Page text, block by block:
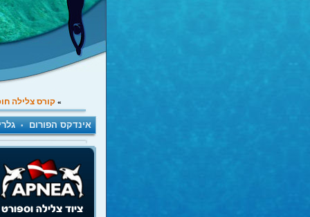
» קורס צלילה
אינדקס הפורום •